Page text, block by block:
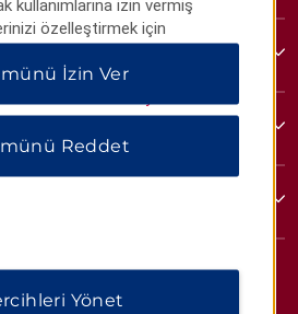
kullanımlarına izin vermiş
özelleştirmek için
yalnızca gerekli çerezlere
Reddet” i tıklayabilirsiniz.
İzin Ver
Reddet
Yönet